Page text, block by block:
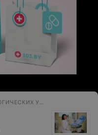
ЦЕНТР МЕДИЦИНСКИХ И КОСМЕТОЛОГИЧЕСКИХ УСЛУГ